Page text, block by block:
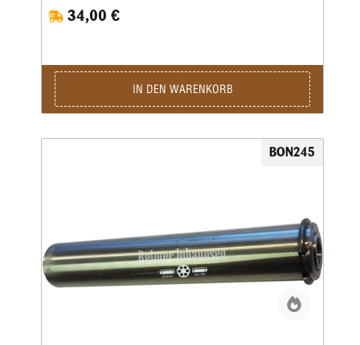
34,00 €
IN DEN WARENKORB
BON245